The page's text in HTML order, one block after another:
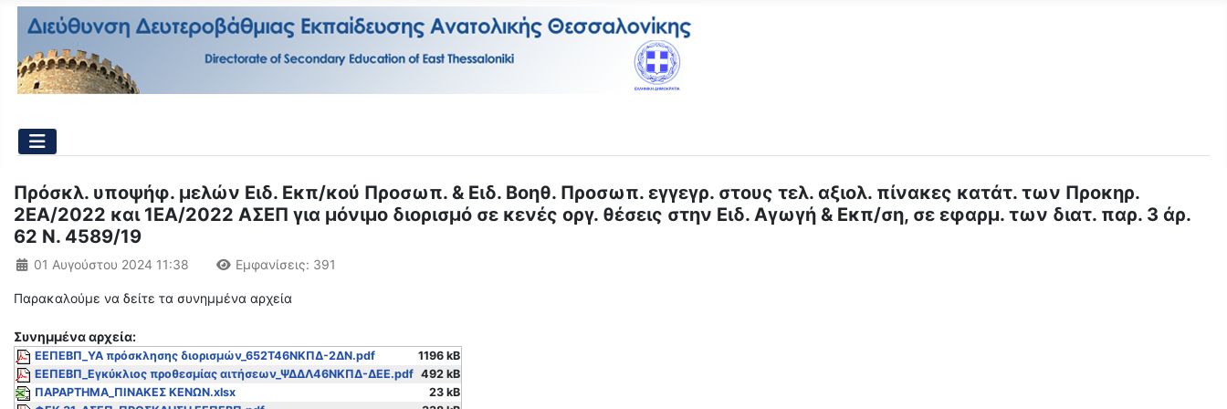
Πρόσκλ. υποψήφ. μελών Ειδ. Εκπ/κού Προσωπ. & Ειδ. Βοηθ. Προσωπ. εγγεγρ. στους τελ. αξιολ. πίνακες κατάτ. των Προκηρ.
2ΕΑ/2022 και 1ΕΑ/2022 ΑΣΕΠ για μόνιμο διορισμό σε κενές οργ. θέσεις στην Ειδ. Αγωγή & Εκπ/ση, σε εφαρμ. των διατ. παρ. 3 άρ.
62 Ν. 4589/19
Λεπτομέρειες
01 Αυγούστου 2024 11:38 Εμφανίσεις: 391
Παρακαλούμε να δείτε τα συνημμένα αρχεία
Συνημμένα αρχεία:
ΕΕΠΕΒΠ_ΥΑ πρόσκλησης διορισμών_652Τ46ΝΚΠΔ-2ΔΝ.pdf
1196 kB
ΕΕΠΕΒΠ_Εγκύκλιος προθεσμίας αιτήσεων_ΨΔΔΛ46ΝΚΠΔ-ΔΕΕ.pdf 492 kB
ΠΑΡΑΡΤΗΜΑ_ΠΙΝΑΚΕΣ ΚΕΝΩΝ.xlsx
23 kB